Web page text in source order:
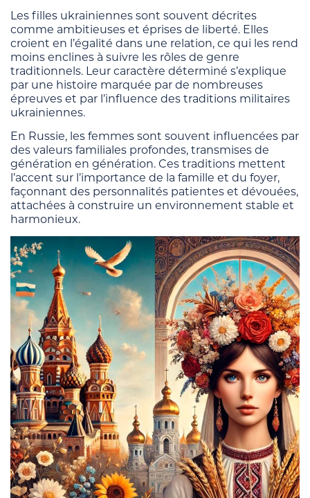
Les filles ukrainiennes sont souvent décrites
comme ambitieuses et éprises de liberté. Elles
croient en l’égalité dans une relation, ce qui les rend
moins enclines à suivre les rôles de genre
traditionnels. Leur caractère déterminé s’explique
par une histoire marquée par de nombreuses
épreuves et par l’influence des traditions militaires
ukrainiennes.
En Russie, les femmes sont souvent influencées par
des valeurs familiales profondes, transmises de
génération en génération. Ces traditions mettent
l’accent sur l’importance de la famille et du foyer,
façonnant des personnalités patientes et dévouées,
attachées à construire un environnement stable et
harmonieux.